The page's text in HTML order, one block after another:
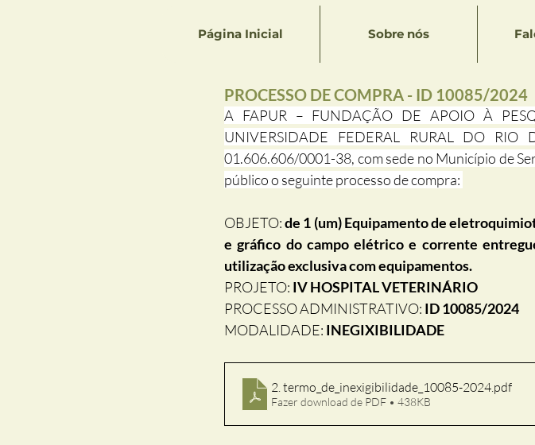
Página Inicial Sobre nós
PROCESSO DE COMPRA - ID 10085/2024
A FAPUR – FUNDAÇÃO DE APOIO À
UNIVERSIDADE FEDERAL RURAL DO
01.606.606/0001-38, com sede no Município de
público o seguinte processo de compra:
OBJETO: de 1 (um) Equipamento de
e gráfico do campo elétrico e corrente
utilização exclusiva com equipamentos.
PROJETO: IV HOSPITAL VETERINÁRIO
PROCESSO ADMINISTRATIVO: ID 10085/2024
MODALIDADE: INEGIXIBILIDADE
2. termo_de_inexigibilidade_10085-2024.pdf
Fazer download de PDF • 438KB